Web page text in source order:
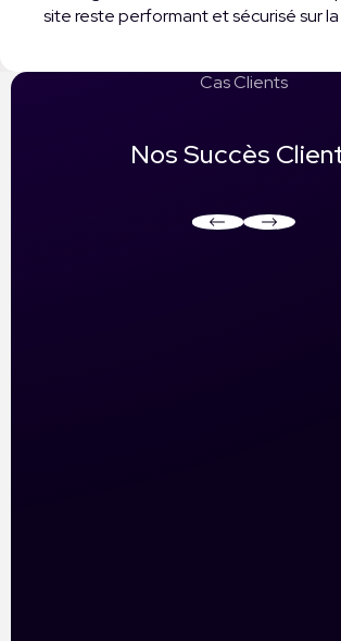
site reste performant et sécurisé sur
Cas Clients
Nos Succès